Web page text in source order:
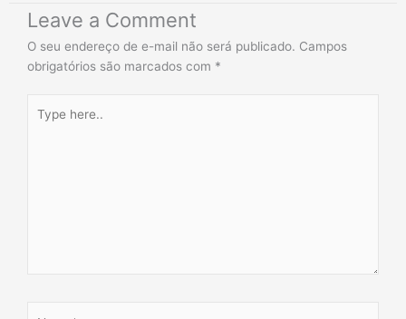
Leave a Comment
O seu endereço de e-mail não será publicado. Campos
obrigatórios são marcados com *
here..